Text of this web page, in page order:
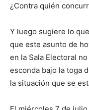
¿Contra quién
Y luego sugiere lo
que este asunto de
en la Sala Electoral
esconda bajo la toga
la situación que se